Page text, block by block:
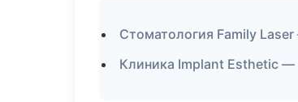
Стоматология Family
Клиника Implant Esthetic —